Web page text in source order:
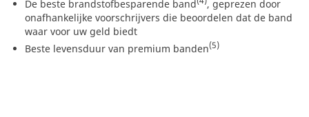
De beste brandstofbesparende band
, geprezen door
onafhankelijke voorschrijvers die beoordelen dat de band
waar voor uw geld biedt
Beste levensduur van premium banden(5)